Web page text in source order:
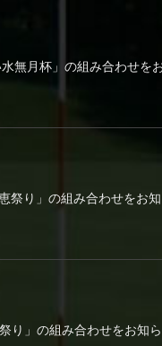
無月杯」の組み合わせを
り」の組み合わせをお知
」の組み合わせをお知ら